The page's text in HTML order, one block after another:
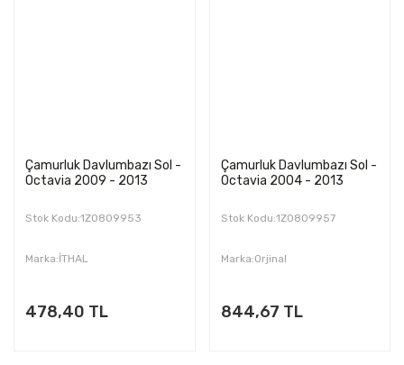
Çamurluk Davlumbazı Sol -
Octavia 2009 - 2013
Stok Kodu:1Z0809953
Marka:İTHAL
478,40 TL
Çamurluk Davlumbazı Sol -
Octavia 2004 - 2013
Stok Kodu:1Z0809957
Marka:Orjinal
844,67 TL